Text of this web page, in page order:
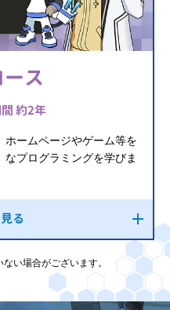
ス
約2年
ホームページやゲーム等を
プログラミングを学びま
る
い場合がございます。